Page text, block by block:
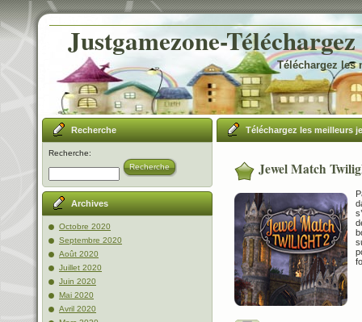
Justgamezone-
Téléchargez les
Recherche
Recherche:
Recherche
Archives
Octobre 2020
Septembre 2020
Août 2020
Juillet 2020
Juin 2020
Mai 2020
Avril 2020
Téléchargez les meilleurs
Jewel Match